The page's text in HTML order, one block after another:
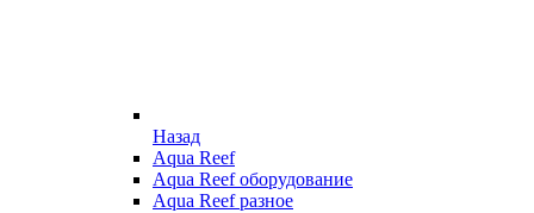
Назад
Aqua Reef
Aqua Reef оборудование
Aqua Reef разное